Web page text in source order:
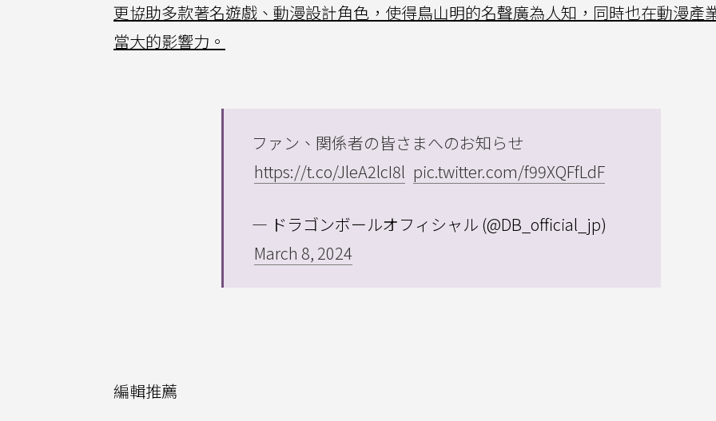
更協助多款著名遊戲、動漫設計角色，使得鳥山明的名聲廣為人知，同時也在動漫產
當大的影響力。
ファン、関係者の皆さまへのお知らせ
https://t.co/JleA2lcI8l pic.twitter.com/f99XQFfLdF
— ドラゴンボールオフィシャル (@DB_official_jp)
March 8, 2024
編輯推薦